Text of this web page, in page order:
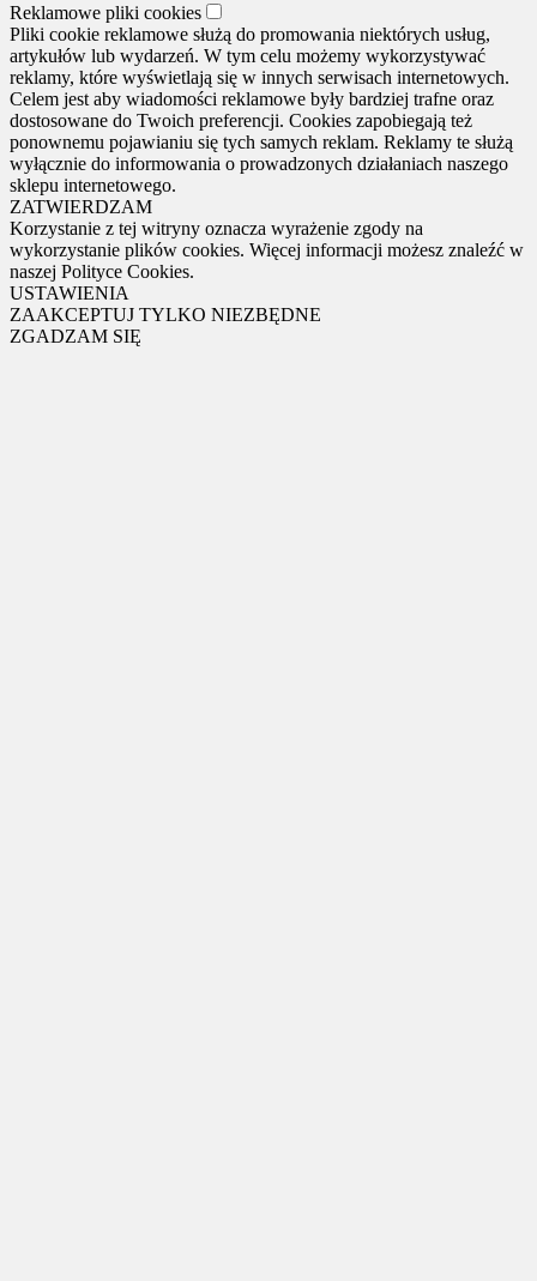
Reklamowe pliki cookies
Pliki cookie reklamowe służą do promowania niektórych usług,
artykułów lub wydarzeń. W tym celu możemy wykorzystywać
reklamy, które wyświetlają się w innych serwisach internetowych.
Celem jest aby wiadomości reklamowe były bardziej trafne oraz
dostosowane do Twoich preferencji. Cookies zapobiegają też
ponownemu pojawianiu się tych samych reklam. Reklamy te służą
wyłącznie do informowania o prowadzonych działaniach naszego
sklepu internetowego.
ZATWIERDZAM
Korzystanie z tej witryny oznacza wyrażenie zgody na
wykorzystanie plików cookies. Więcej informacji możesz znaleźć w
naszej Polityce Cookies.
USTAWIENIA
ZAAKCEPTUJ TYLKO NIEZBĘDNE
ZGADZAM SIĘ